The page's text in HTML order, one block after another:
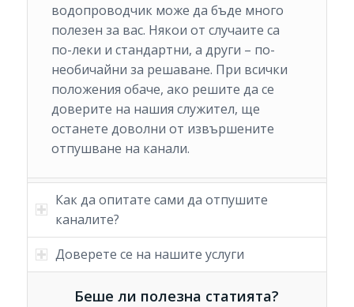
водопроводчик може да бъде много
полезен за вас. Някои от случаите са
по-леки и стандартни, а други – по-
необичайни за решаване. При всички
положения обаче, ако решите да се
доверите на нашия служител, ще
останете доволни от извършените
отпушване на канали.
Как да опитате сами да отпушите
каналите?
Доверете се на нашите услуги
Беше ли полезна статията?